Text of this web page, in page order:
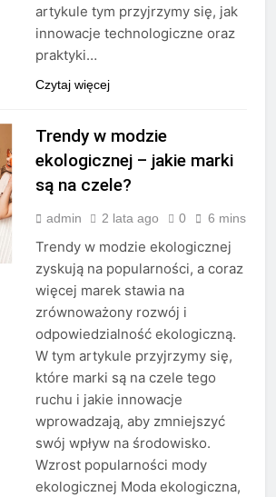
artykule tym przyjrzymy się, jak
innowacje technologiczne oraz
praktyki…
Czytaj więcej
Trendy w modzie
ekologicznej – jakie marki
są na czele?
admin 2 lata ago 0 6 mins
Trendy w modzie ekologicznej
zyskują na popularności, a coraz
więcej marek stawia na
zrównoważony rozwój i
odpowiedzialność ekologiczną.
W tym artykule przyjrzymy się,
które marki są na czele tego
ruchu i jakie innowacje
wprowadzają, aby zmniejszyć
swój wpływ na środowisko.
Wzrost popularności mody
ekologicznej Moda ekologiczna,